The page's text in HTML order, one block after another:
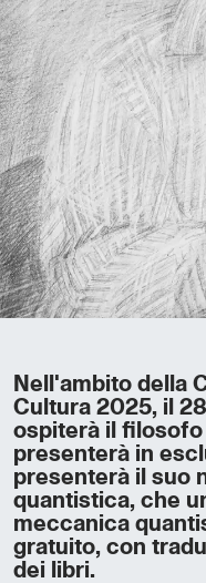
Nell'ambito della
Cultura 2025, il
ospiterà il filosofo
presenterà in
presenterà il suo
quantistica, che
meccanica
gratuito, con
dei libri.